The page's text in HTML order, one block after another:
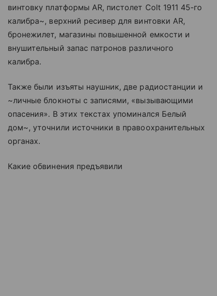
винтовку платформы AR, пистолет Colt 1911 45-го
калибра~, верхний ресивер для винтовки AR,
бронежилет, магазины повышенной емкости и
внушительный запас патронов различного
калибра.
Также были изъяты наушник, две радиостанции и
~личные блокноты с записями, «вызывающими
опасения». В этих текстах упоминался Белый
дом~, уточнили источники в правоохранительных
органах.
Какие обвинения предъявили